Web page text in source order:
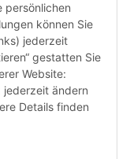
Unisport
persönlichen
können Sie
jederzeit
gestatten Sie
Website:
jederzeit ändern
Details finden